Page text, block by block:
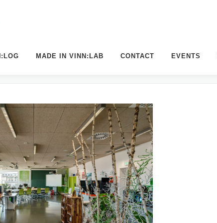
MADE IN VINN:LAB CONTACT EVENTS